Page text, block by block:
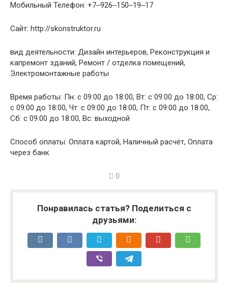
Мобильный Телефон: +7‒926‒150‒19‒17
Сайт: http://skonstruktor.ru
вид деятельности: Дизайн интерьеров, Реконструкция и
капремонт зданий, Ремонт / отделка помещений,
Электромонтажные работы
Время работы: Пн: с 09:00 до 18:00, Вт: с 09:00 до 18:00, Ср:
с 09:00 до 18:00, Чт: с 09:00 до 18:00, Пт: с 09:00 до 18:00,
Сб: с 09:00 до 18:00, Вс: выходной
Способ оплаты: Оплата картой, Наличный расчёт, Оплата
через банк
0
Понравилась статья? Поделиться с
друзьями: